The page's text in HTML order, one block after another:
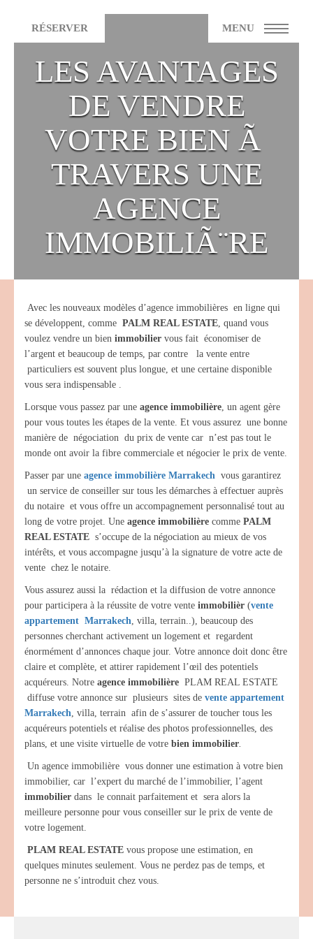
RÉSERVER MENU
LES AVANTAGES
DE VENDRE
VOTRE BIEN Ã
TRAVERS UNE
AGENCE
IMMOBILIÃ¨RE
Avec les nouveaux modèles d’agence immobilières en ligne qui
se développent, comme PALM REAL ESTATE, quand vous
voulez vendre un bien immobilier vous fait économiser de
l’argent et beaucoup de temps, par contre la vente entre
particuliers est souvent plus longue, et une certaine disponible
vous sera indispensable .
Lorsque vous passez par une agence immobilière, un agent gère
pour vous toutes les étapes de la vente. Et vous assurez une bonne
manière de négociation du prix de vente car n’est pas tout le
monde ont avoir la fibre commerciale et négocier le prix de vente.
Passer par une agence immobilière Marrakech vous garantirez
un service de conseiller sur tous les démarches à effectuer auprès
du notaire et vous offre un accompagnement personnalisé tout au
long de votre projet. Une agence immobilière comme PALM
REAL ESTATE s’occupe de la négociation au mieux de vos
intérêts, et vous accompagne jusqu’à la signature de votre acte de
vente chez le notaire.
Vous assurez aussi la rédaction et la diffusion de votre annonce
pour participera à la réussite de votre vente immobilièr (vente
appartement Marrakech, villa, terrain..), beaucoup des
personnes cherchant activement un logement et regardent
énormément d’annonces chaque jour. Votre annonce doit donc être
claire et complète, et attirer rapidement l’œil des potentiels
acquéreurs. Notre agence immobilière PLAM REAL ESTATE
diffuse votre annonce sur plusieurs sites de vente appartement
Marrakech, villa, terrain afin de s’assurer de toucher tous les
acquéreurs potentiels et réalise des photos professionnelles, des
plans, et une visite virtuelle de votre bien immobilier.
Un agence immobilière vous donner une estimation à votre bien
immobilier, car l’expert du marché de l’immobilier, l’agent
immobilier dans le connait parfaitement et sera alors la
meilleure personne pour vous conseiller sur le prix de vente de
votre logement.
PLAM REAL ESTATE vous propose une estimation, en
quelques minutes seulement. Vous ne perdez pas de temps, et
personne ne s’introduit chez vous.